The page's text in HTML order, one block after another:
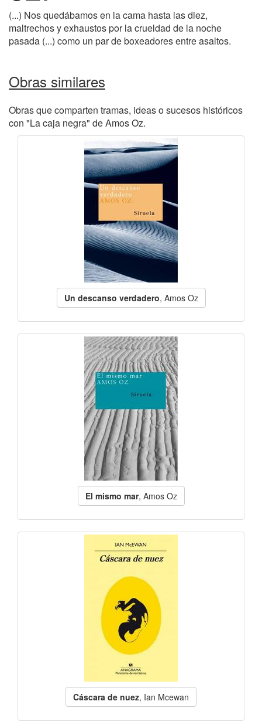
(...) Nos quedábamos en la cama hasta las diez,
maltrechos y exhaustos por la crueldad de la noche
pasada (...) como un par de boxeadores entre asaltos.
Obras similares
Obras que comparten tramas, ideas o sucesos históricos
con "La caja negra" de Amos Oz.
Un descanso verdadero, Amos Oz
El mismo mar, Amos Oz
Cáscara de nuez, Ian Mcewan